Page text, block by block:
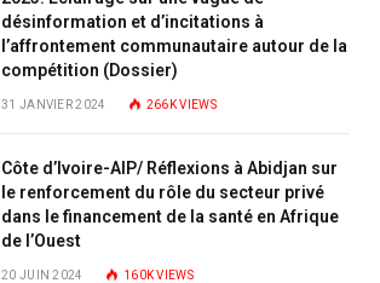
désinformation et d’incitations à
l’affrontement communautaire autour de la
compétition (Dossier)
31 JANVIER 2024 266KVIEWS
Côte d’Ivoire-AIP/ Réflexions à Abidjan sur
le renforcement du rôle du secteur privé
dans le financement de la santé en Afrique
de l’Ouest
20 JUIN 2024 160KVIEWS